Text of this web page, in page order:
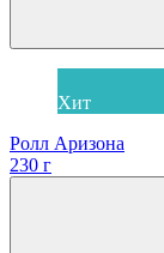
Хит
Ролл Аризона
230 г